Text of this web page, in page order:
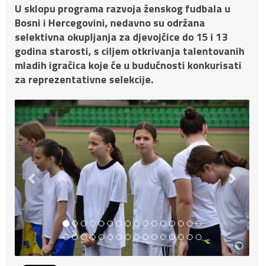
U sklopu programa razvoja ženskog fudbala u
Bosni i Hercegovini, nedavno su održana
selektivna okupljanja za djevojčice do 15 i 13
godina starosti, s ciljem otkrivanja talentovanih
mladih igračica koje će u budućnosti konkurisati
za reprezentativne selekcije.